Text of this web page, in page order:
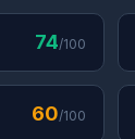
74/100
60/100